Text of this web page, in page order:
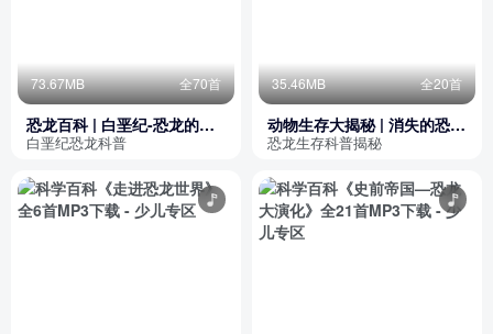
73.67MB 全70首
恐龙百科 | 白垩纪-恐龙的极
盛时代
白垩纪恐龙科普
35.46MB 全20首
动物生存大揭秘 | 消失的恐龙
世界
恐龙生存科普揭秘